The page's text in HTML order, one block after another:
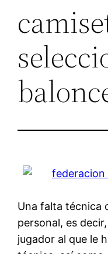
Una falta técnica
personal, es
jugador al que le